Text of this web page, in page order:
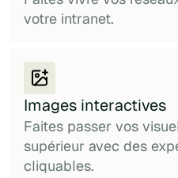
votre intranet.
Images interactives
Faites passer vos
supérieur avec des
cliquables.